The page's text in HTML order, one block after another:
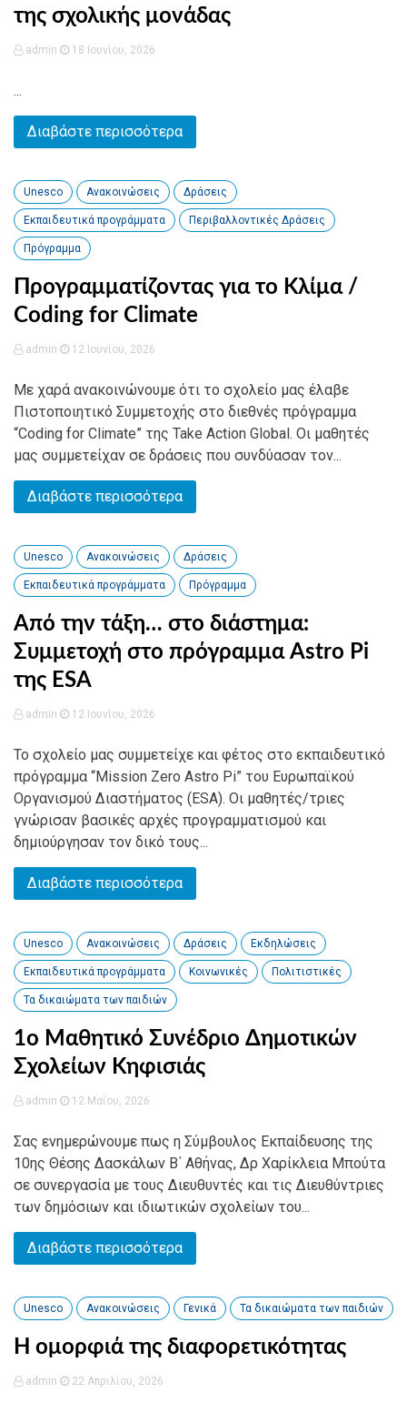
της σχολικής μονάδας
admin 18 Ιουνίου, 2026
...
Διαβάστε περισσότερα
Unesco Ανακοινώσεις Δράσεις
Εκπαιδευτικά προγράμματα Περιβαλλοντικές Δράσεις
Πρόγραμμα
Προγραμματίζοντας για το Κλίμα /
Coding for Climate
admin 12 Ιουνίου, 2026
Με χαρά ανακοινώνουμε ότι το σχολείο μας έλαβε
Πιστοποιητικό Συμμετοχής στο διεθνές πρόγραμμα
“Coding for Climate” της Take Action Global. Οι μαθητές
μας συμμετείχαν σε δράσεις που συνδύασαν τον...
Διαβάστε περισσότερα
Unesco Ανακοινώσεις Δράσεις
Εκπαιδευτικά προγράμματα Πρόγραμμα
Από την τάξη… στο διάστημα:
Συμμετοχή στο πρόγραμμα Astro Pi
της ESA
admin 12 Ιουνίου, 2026
Το σχολείο μας συμμετείχε και φέτος στο εκπαιδευτικό
πρόγραμμα “Mission Zero Astro Pi” του Ευρωπαϊκού
Οργανισμού Διαστήματος (ESA). Οι μαθητές/τριες
γνώρισαν βασικές αρχές προγραμματισμού και
δημιούργησαν τον δικό τους...
Διαβάστε περισσότερα
Unesco Ανακοινώσεις Δράσεις Εκδηλώσεις
Εκπαιδευτικά προγράμματα Κοινωνικές Πολιτιστικές
Τα δικαιώματα των παιδιών
1ο Μαθητικό Συνέδριο Δημοτικών
Σχολείων Κηφισιάς
admin 12 Μαΐου, 2026
Σας ενημερώνουμε πως η Σύμβουλος Εκπαίδευσης της
10ης Θέσης Δασκάλων Β΄ Αθήνας, Δρ Χαρίκλεια Μπούτα
σε συνεργασία με τους Διευθυντές και τις Διευθύντριες
των δημόσιων και ιδιωτικών σχολείων του...
Διαβάστε περισσότερα
Unesco Ανακοινώσεις Γενικά Τα δικαιώματα των παιδιών
Η ομορφιά της διαφορετικότητας
admin 22 Απριλίου, 2026